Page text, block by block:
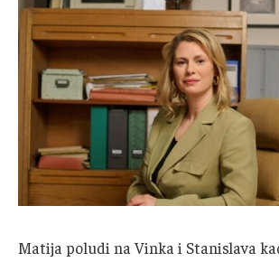
Matija poludi na Vinka i Stanislava